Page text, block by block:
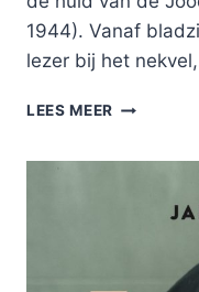
1944). Vanaf
lezer bij het
LEES MEER TERUGKEER